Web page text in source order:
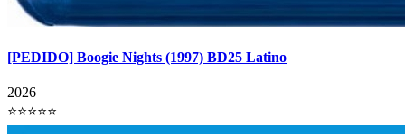
[PEDIDO] Boogie Nights (1997) BD25 Latino
2026
⭐⭐⭐⭐⭐